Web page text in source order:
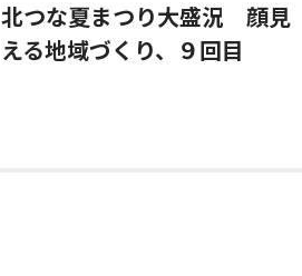
北つな夏まつり大盛況 顔見
える地域づくり、９回目